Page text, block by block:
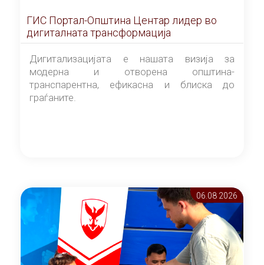
ГИС Портал-Општина Центар лидер во
дигиталната трансформација
Дигитализацијата е нашата визија за
модерна и отворена општина-
транспарентна, ефикасна и блиска до
граѓаните.
06.08 2026